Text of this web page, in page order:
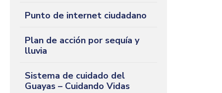
Punto de internet ciudadano
Plan de acción por sequía y
lluvia
Sistema de cuidado del
Guayas – Cuidando Vidas